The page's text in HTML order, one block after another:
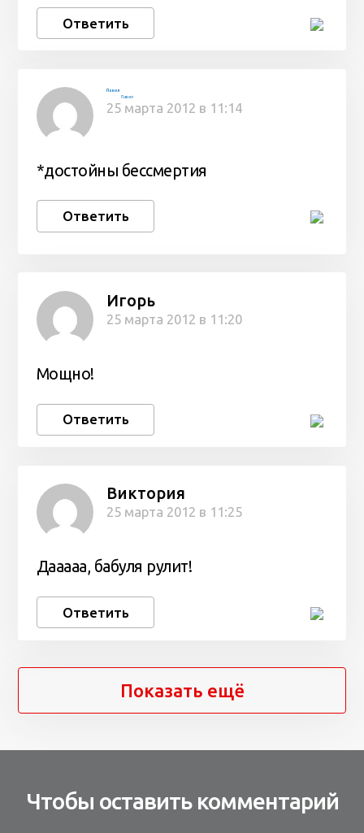
Ответить
Павел
Павел
25 марта 2012 в 11:14
*достойны бессмертия
Ответить
Игорь
25 марта 2012 в 11:20
Мощно!
Ответить
Виктория
25 марта 2012 в 11:25
Дааааа, бабуля рулит!
Ответить
Показать ещё
Чтобы оставить комментарий